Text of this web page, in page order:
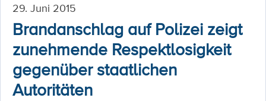
29. Juni 2015
Brandanschlag auf Polizei zeigt
zunehmende Respektlosigkeit
gegenüber staatlichen
Autoritäten